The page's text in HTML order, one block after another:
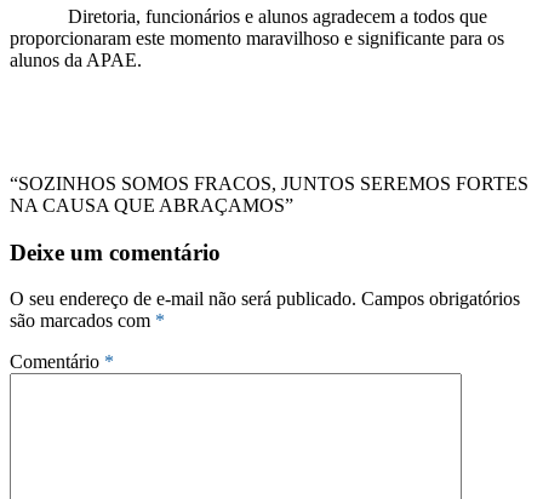
Diretoria, funcionários e alunos agradecem a todos que
proporcionaram este momento maravilhoso e significante para os
alunos da APAE.
“SOZINHOS SOMOS FRACOS, JUNTOS SEREMOS FORTES
NA CAUSA QUE ABRAÇAMOS”
Deixe um comentário
O seu endereço de e-mail não será publicado. Campos obrigatórios
são marcados com *
Comentário *